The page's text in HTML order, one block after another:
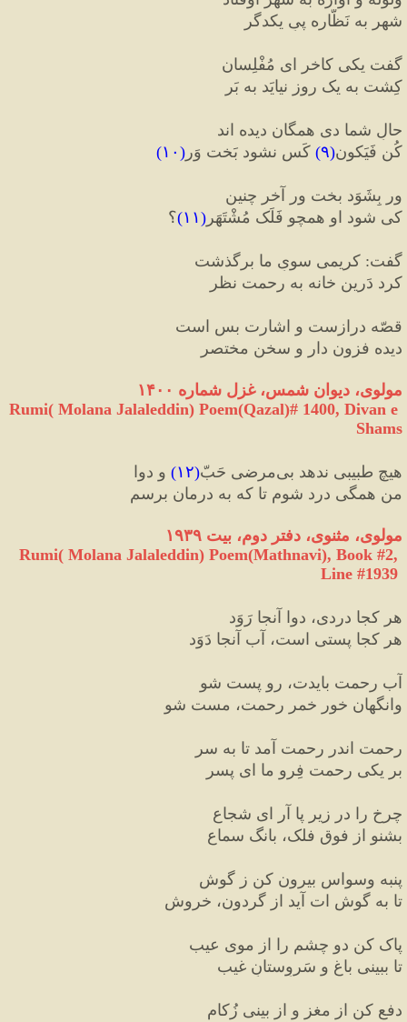
شهر به نَظّاره پیِ یکدگر
گفت یکی کاخر ای مُفْلِسان
کِشت به یک روز نیایَد به بَر
حالِ شما دی همگان دیده اند
کُن فَیَکون(۹) کَس نشود بَخت وَر ( ۱۰)
ور بِشَوَد بخت ور آخر چنین
کی شود او همچو فَلَک مُشْتَهَر (۱۱)؟
گفت: کریمی سویِ ما برگذشت
کرد دَرین خانه به رحمت نظر
قصّه درازست و اشارت بس است
دیده فزون دار و سخن مختصر
مولوی، دیوان شمس، غزل شماره ۱۴۰۰
Rumi( Molana Jalaleddin) Poem(Qazal)# 1400, Divan e
Shams
هیچ طبیبی ندهد بیمرضی حَبّ(۱۲) و دوا
من همگی درد شوم تا که به درمان برسم
مولوی، مثنوی، دفتر دوم، بیت ۱۹۳۹
Rumi( Molana Jalaleddin) Poem(Mathnavi), Book #2,
Line #1939
هر کجا دردی، دوا آنجا رَوَد
هر کجا پستی است، آب آنجا دَوَد
آب رحمت بایدت، رو پست شو
وانگهان خور خمر رحمت، مست شو
رحمت اندر رحمت آمد تا به سر
بر یکی رحمت فِرو ما ای پسر
چرخ را در زیر پا آر ای شجاع
بشنو از فوق فلک، بانگ سماع
پنبه وسواس بیرون کن ز گوش
تا به گوش ات آید از گردون، خروش
پاک کن دو چشم را از موی عیب
تا ببینی باغ و سَروِستانِ غیب
دفع کن از مغز و از بینی زُکام